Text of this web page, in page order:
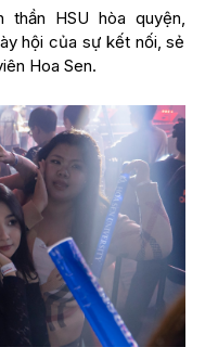
thần HSU hòa quyện,
hội của sự kết nối, sẻ
Hoa Sen.